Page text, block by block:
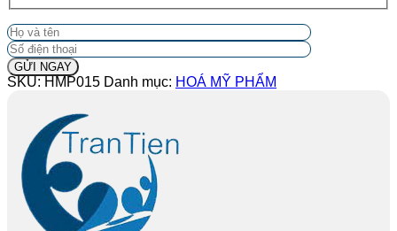
SKU: HMP015 Danh mục: HOÁ MỸ PHẨM